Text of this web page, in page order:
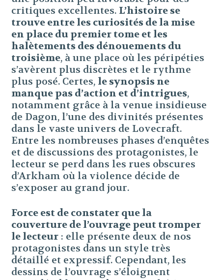
critiques excellentes. L’histoire se
trouve entre les curiosités de la mise
en place du premier tome et les
halètements des dénouements du
troisième, à une place où les péripéties
s’avèrent plus discrètes et le rythme
plus posé. Certes, le synopsis ne
manque pas d’action et d’intrigues,
notamment grâce à la venue insidieuse
de Dagon, l’une des divinités présentes
dans le vaste univers de Lovecraft.
Entre les nombreuses phases d’enquêtes
et de discussions des protagonistes, le
lecteur se perd dans les rues obscures
d’Arkham où la violence décide de
s’exposer au grand jour.
Force est de constater que la
couverture de l’ouvrage peut tromper
le lecteur: elle présente deux de nos
protagonistes dans un style très
détaillé et expressif. Cependant, les
dessins de l’ouvrage s’éloignent